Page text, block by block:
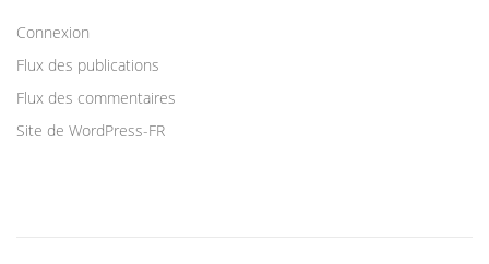
Connexion
Flux des publications
Flux des commentaires
Site de WordPress-FR